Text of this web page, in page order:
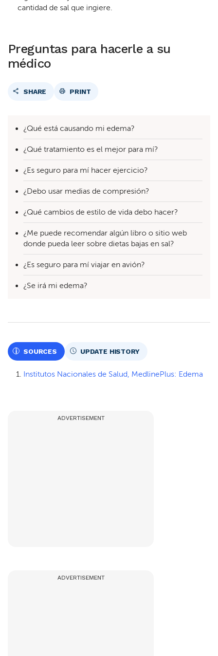
cantidad de sal que ingiere.
Preguntas para hacerle a su
médico
SHARE PRINT
¿Qué está causando mi edema?
¿Qué tratamiento es el mejor para mí?
¿Es seguro para mí hacer ejercicio?
¿Debo usar medias de compresión?
¿Qué cambios de estilo de vida debo hacer?
¿Me puede recomendar algún libro o sitio web
donde pueda leer sobre dietas bajas en sal?
¿Es seguro para mí viajar en avión?
¿Se irá mi edema?
SOURCES UPDATE HISTORY
Institutos Nacionales de Salud, MedlinePlus: Edema
ADVERTISEMENT
ADVERTISEMENT